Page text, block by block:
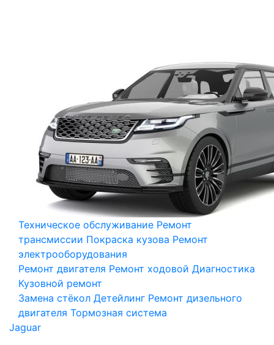
Техническое обслуживание Ремонт
трансмиссии Покраска кузова Ремонт
электрооборудования
Ремонт двигателя Ремонт ходовой Диагностика
Кузовной ремонт
Замена стёкол Детейлинг Ремонт дизельного
двигателя Тормозная система
Jaguar